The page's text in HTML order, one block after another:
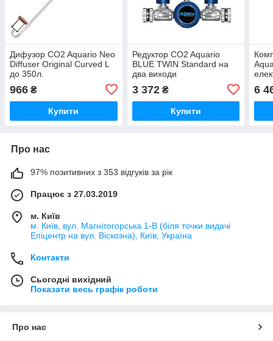
Дифузор CO2 Aquario Neo
Diffuser Original Curved L
до 350л.
966 ₴
Купити
Редуктор CO2 Aquario
BLUE TWIN Standard на
два виходи
3 372₴
Купити
6
Про нас
97% позитивних з 353 відгуків за рік
Працює з 27.03.2019
м. Київ
м. Київ, вул. Магнітогорська 1-В (біля точки видачі
Епіцентр на вул. Віскозна), Київ, Україна
Контакти
Сьогодні вихідний
Показати весь графік роботи
Про нас